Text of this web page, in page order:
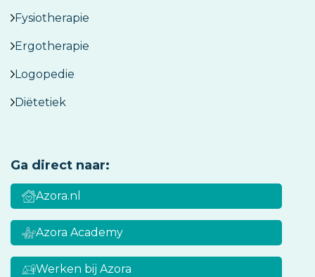
Fysiotherapie
Ergotherapie
Logopedie
Diëtetiek
Ga direct naar:
Azora.nl
Azora Academy
Werken bij Azora